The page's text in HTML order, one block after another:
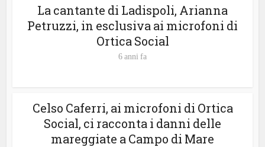
La cantante di Ladispoli, Arianna
Petruzzi, in esclusiva ai microfoni di
Ortica Social
6 anni fa
Celso Caferri, ai microfoni di Ortica
Social, ci racconta i danni delle
mareggiate a Campo di Mare